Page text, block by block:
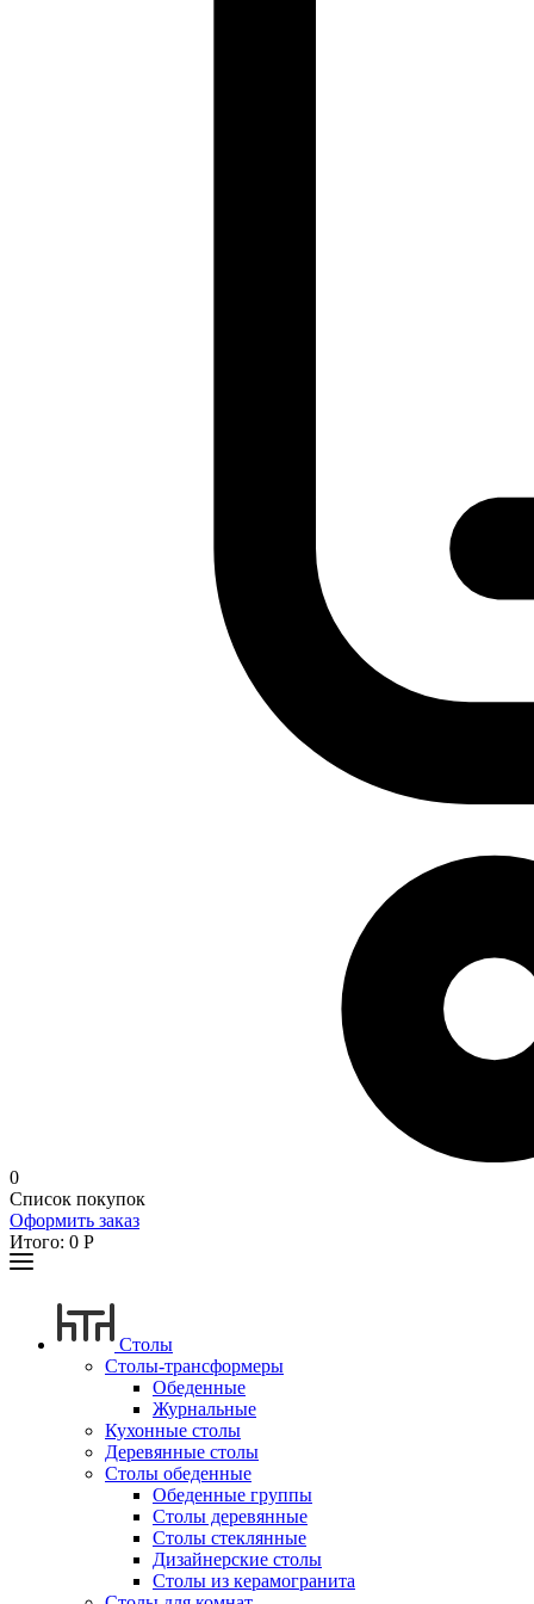
0
Список покупок
Оформить заказ
Итого: 0 Р
Столы
Столы-трансформеры
Обеденные
Журнальные
Кухонные столы
Деревянные столы
Столы обеденные
Обеденные группы
Столы деревянные
Столы стеклянные
Дизайнерские столы
Столы из керамогранита